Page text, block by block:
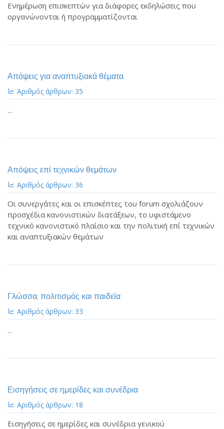
Ενημέρωση επισκεπτών για διάφορες εκδηλώσεις που
οργανώνονται ή προγραμματίζονται
Απόψεις για αναπτυξιακά θέματα
Αριθμός άρθρων: 35
...
Απόψεις επί τεχνικών θεμάτων
Αριθμός άρθρων: 36
Οι συνεργάτες και οι επισκέπτες του forum σχολιάζουν
προσχέδια κανονιστικών διατάξεων, το υφιστάμενο
τεχνικό κανονιστικό πλαίσιο και την πολιτική επί τεχνικών
και αναπτυξιακών θεμάτων
Γλώσσα, πολιτισμός και παιδεία
Αριθμός άρθρων: 33
...
Εισηγήσεις σε ημερίδες και συνέδρια
Αριθμός άρθρων: 18
Εισηγήσεις σε ημερίδες και συνέδρια γενικού